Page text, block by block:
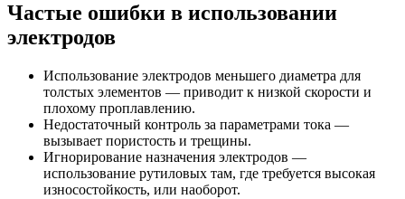
Частые ошибки в использовании
электродов
Использование электродов меньшего диаметра для
толстых элементов — приводит к низкой скорости и
плохому проплавлению.
Недостаточный контроль за параметрами тока —
вызывает пористость и трещины.
Игнорирование назначения электродов —
использование рутиловых там, где требуется высокая
износостойкость, или наоборот.